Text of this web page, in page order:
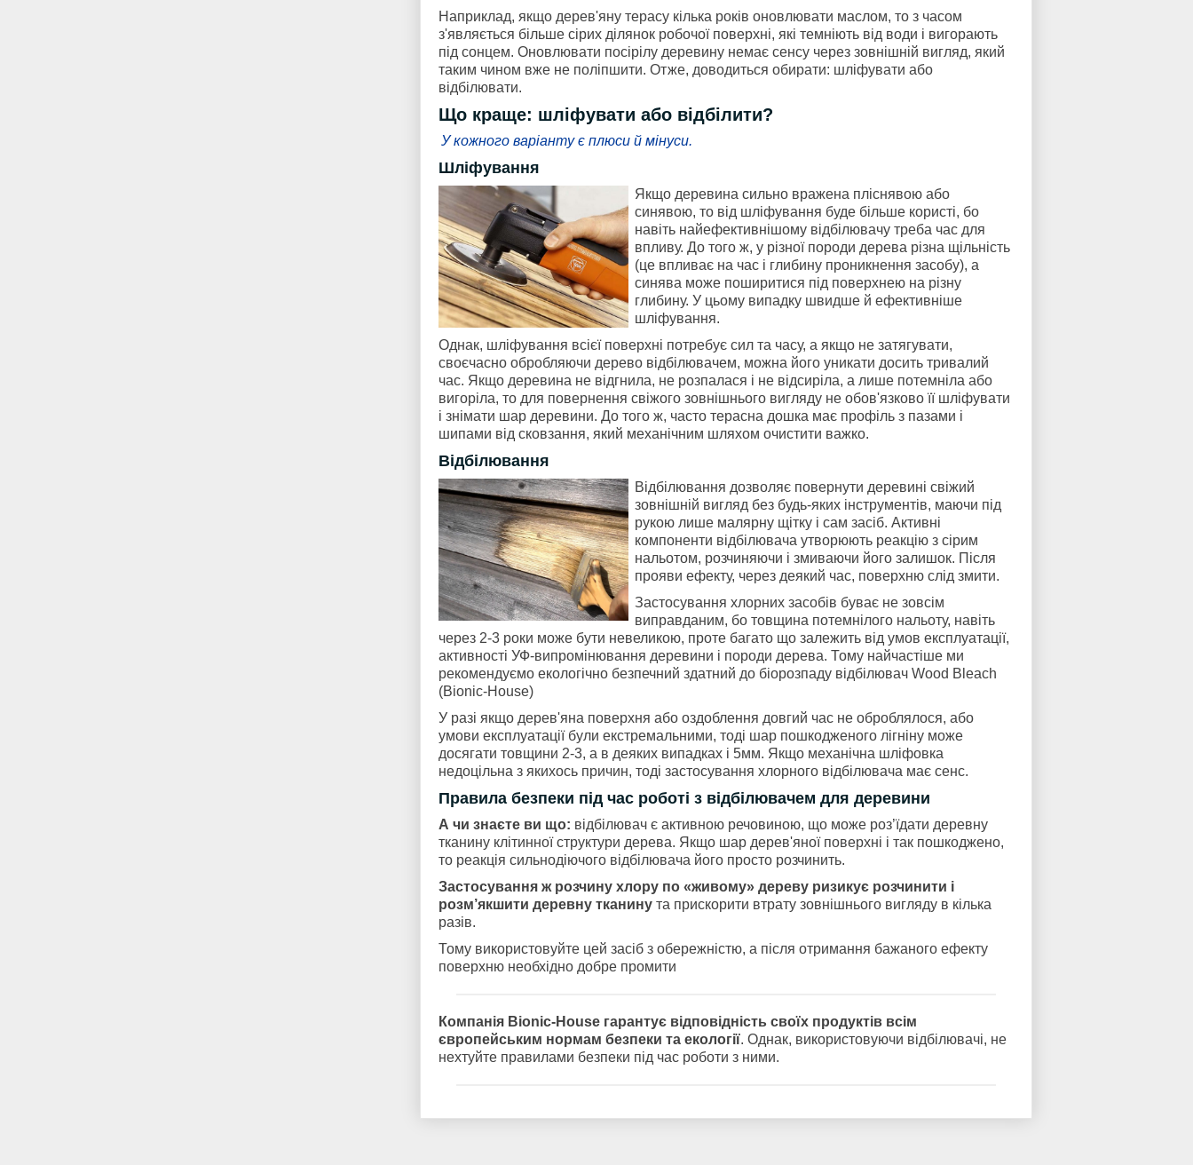
Наприклад, якщо дерев'яну терасу кілька років оновлювати маслом, то з часом
з'являється більше сірих ділянок робочої поверхні, які темніють від води і вигорають
під сонцем. Оновлювати посірілу деревину немає сенсу через зовнішній вигляд, який
таким чином вже не поліпшити. Отже, доводиться обирати: шліфувати або
відбілювати.
Що краще: шліфувати або відбілити?
У кожного варіанту є плюси й мінуси.
Шліфування
Якщо деревина сильно вражена пліснявою або
синявою, то від шліфування буде більше користі, бо
навіть найефективнішому відбілювачу треба час для
впливу. До того ж, у різної породи дерева різна щільність
(це впливає на час і глибину проникнення засобу), а
синява може поширитися під поверхнею на різну
глибину. У цьому випадку швидше й ефективніше
шліфування.
Однак, шліфування всієї поверхні потребує сил та часу, а якщо не затягувати,
своєчасно обробляючи дерево відбілювачем, можна його уникати досить тривалий
час. Якщо деревина не відгнила, не розпалася і не відсиріла, а лише потемніла або
вигоріла, то для повернення свіжого зовнішнього вигляду не обов'язково її шліфувати
і знімати шар деревини. До того ж, часто терасна дошка має профіль з пазами і
шипами від сковзання, який механічним шляхом очистити важко.
Відбілювання
Відбілювання дозволяє повернути деревині свіжий
зовнішній вигляд без будь-яких інструментів, маючи під
рукою лише малярну щітку і сам засіб. Активні
компоненти відбілювача утворюють реакцію з сірим
нальотом, розчиняючи і змиваючи його залишок. Після
прояви ефекту, через деякий час, поверхню слід змити.
Застосування хлорних засобів буває не зовсім
виправданим, бо товщина потемнілого нальоту, навіть
через 2-3 роки може бути невеликою, проте багато що залежить від умов експлуатації,
активності УФ-випромінювання деревини і породи дерева. Тому найчастіше ми
рекомендуємо екологічно безпечний здатний до біорозпаду відбілювач Wood Bleach
(Bionic-House)
У разі якщо дерев'яна поверхня або оздоблення довгий час не оброблялося, або
умови експлуатації були екстремальними, тоді шар пошкодженого лігніну може
досягати товщини 2-3, а в деяких випадках і 5мм. Якщо механічна шліфовка
недоцільна з якихось причин, тоді застосування хлорного відбілювача має сенс.
Правила безпеки під час роботі з відбілювачем для деревини
А чи знаєте ви що: відбілювач є активною речовиною, що може роз’їдати деревну
тканину клітинної структури дерева. Якщо шар дерев'яної поверхні і так пошкоджено,
то реакція сильнодіючого відбілювача його просто розчинить.
Застосування ж розчину хлору по «живому» дереву ризикує розчинити і
розм’якшити деревну тканину та прискорити втрату зовнішнього вигляду в кілька
разів.
Тому використовуйте цей засіб з обережністю, а після отримання бажаного ефекту
поверхню необхідно добре промити
Компанія Bionic-House гарантує відповідність своїх продуктів всім
європейським нормам безпеки та екології. Однак, використовуючи відбілювачі, не
нехтуйте правилами безпеки під час роботи з ними.